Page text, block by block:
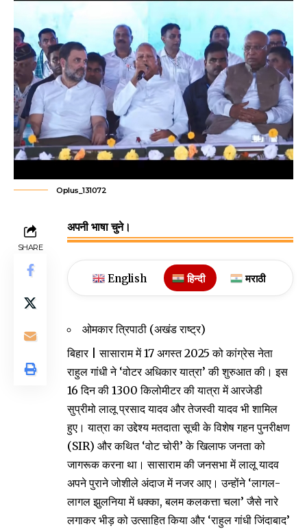
Oplus_131072
SHARE
अपनी भाषा चुने।
English हिन्दी मराठी
ओमकार त्रिपाठी (अखंड राष्ट्र)
बिहार | सासाराम में 17 अगस्त 2025 को कांग्रेस नेता
राहुल गांधी ने ‘वोटर अधिकार यात्रा’ की शुरुआत की। इस
16 दिन की 1300 किलोमीटर की यात्रा में आरजेडी
सुप्रीमो लालू प्रसाद यादव और तेजस्वी यादव भी शामिल
हुए। यात्रा का उद्देश्य मतदाता सूची के विशेष गहन पुनरीक्षण
(SIR) और कथित ‘वोट चोरी’ के खिलाफ जनता को
जागरूक करना था। सासाराम की जनसभा में लालू यादव
अपने पुराने जोशीले अंदाज में नजर आए। उन्होंने ‘लागल-
लागल झुलनिया में धक्का, बलम कलकत्ता चला’ जैसे नारे
लगाकर भीड़ को उत्साहित किया और ‘राहुल गांधी जिंदाबाद’